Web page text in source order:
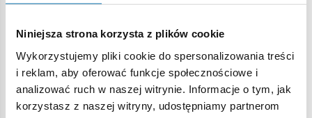
Niniejsza strona korzysta z plików cookie
Wykorzystujemy pliki cookie do spersonalizowania treści
i reklam, aby oferować funkcje społecznościowe i
analizować ruch w naszej witrynie. Informacje o tym, jak
korzystasz z naszej witryny, udostępniamy partnerom
prostu dodać zimowej atmosfery swojemu domowi?
świąteczne dekoracje lub prezent dla bliskich.
Klocki szopka bożonarodzeniowa – tradycja w
nowoczesnej formie